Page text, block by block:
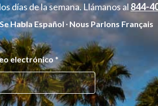
días de la semana. Llámanos al 844-
Se Habla Español ∙ Nous Parlons Français
electrónico*